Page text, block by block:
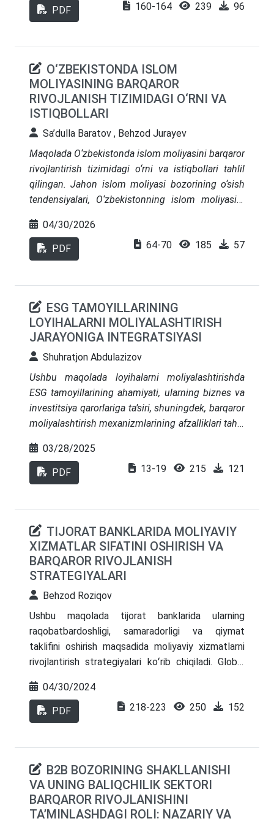
qulay xizmatlarni taqdim etish bo‘yicha yangi
texnologiyalarni ko‘rib chiqadi. Maqolada ushbu
va kelajakda ushbu loyihalarning rivojlanish
istiqbollari muhokama qilinadi. Innovatsion
loyihalar nafaqat iqtisodiy jihatdan samarali, balki
ekologik barqarorlikni ta’minlashda ham muhim
rol o‘ynaydi. Maqola, shuningdek, moliyaviy qo‘llab-
sherikchilik va barqaror rivojlanish masalalariga
alohida e'tibor qaratadi.
PDF 160-164 239 96
O‘ZBEKISTONDA ISLOM
MOLIYASINING BARQAROR
RIVOJLANISH TIZIMIDAGI O‘RNI VA
ISTIQBOLLARI
Sa’dulla Baratov , Behzod Jurayev
Maqolada O‘zbekistonda islom moliyasini barqaror
rivojlantirish tizimidagi o‘rni va istiqbollari tahlil
qilingan. Jahon islom moliyasi bozorining o‘sish
tendensiyalari, O‘zbekistonning islom moliyasini
shuningdek, islom moliyaviy vositalari mudoraba,
musharaka, murabaha va sukukning milliy
iqtisodiyotga tadbiq etilishi masalalari o‘rganilgan.
xulosa va amaliy tavsiyalar ishlab chiqilgan.
04/30/2026
PDF 64-70 185 57
ESG TAMOYILLARINING
LOYIHALARNI MOLIYALASHTIRISH
JARAYONIGA INTEGRATSIYASI
Shuhratjon Abdulazizov
Ushbu maqolada loyihalarni moliyalashtirishda
ESG tamoyillarining ahamiyati, ularning biznes va
investitsiya qarorlariga ta’siri, shuningdek, barqaror
moliyalashtirish mexanizmlarining afzalliklari tahlil
orqali reyting agentliklarining ahamiyati hamda
ular tomonidan taqdim etiladigan reytinglar
to‘g‘risida ma’lumotlar berilgan.
03/28/2025
PDF 13-19 215 121
TIJORAT BANKLARIDA MOLIYAVIY
XIZMATLAR SIFATINI OSHIRISH VA
BARQAROR RIVOJLANISH
STRATEGIYALARI
Behzod Roziqov
Ushbu maqolada tijorat banklarida ularning
raqobatbardoshligi, samaradorligi va qiymat
taklifini oshirish maqsadida moliyaviy xizmatlarni
rivojlantirish strategiyalari koʻrib chiqiladi. Global
istaklarining oʻzgarishi bilan ajralib turadigan davrda
tijorat banklari oʻzgaruvchan bozor talablariga
javob berish uchun innovatsiyalar va moslashish
darajada qondirish uchun banklarning asosiy
strategiyalari aniqlangan. Ushbu strategiyalar
orasida raqamli transformatsiya, mahsulot
takliflarini kengaytirish, mijozlar tajribasini
04/30/2024
PDF 218-223 250 152
B2B BOZORINING SHAKLLANISHI
VA UNING BALIQCHILIK SEKTORI
BARQAROR RIVOJLANISHINI
TAʼMINLASHDAGI ROLI: NAZARIY VA